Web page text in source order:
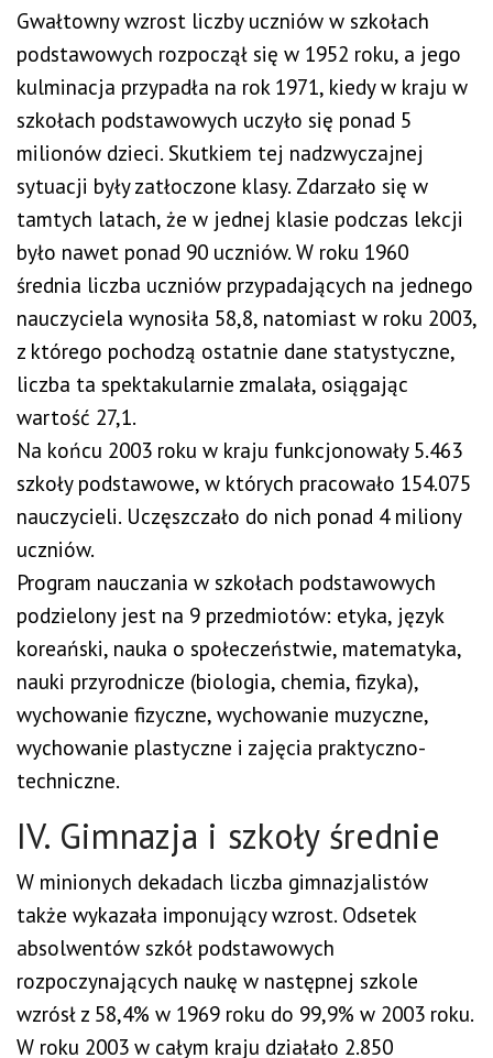
Gwałtowny wzrost liczby uczniów w szkołach
podstawowych rozpoczął się w 1952 roku, a jego
kulminacja przypadła na rok 1971, kiedy w kraju w
szkołach podstawowych uczyło się ponad 5
milionów dzieci. Skutkiem tej nadzwyczajnej
sytuacji były zatłoczone klasy. Zdarzało się w
tamtych latach, że w jednej klasie podczas lekcji
było nawet ponad 90 uczniów. W roku 1960
średnia liczba uczniów przypadających na jednego
nauczyciela wynosiła 58,8, natomiast w roku 2003,
z którego pochodzą ostatnie dane statystyczne,
liczba ta spektakularnie zmalała, osiągając
wartość 27,1.
Na końcu 2003 roku w kraju funkcjonowały 5.463
szkoły podstawowe, w których pracowało 154.075
nauczycieli. Uczęszczało do nich ponad 4 miliony
uczniów.
Program nauczania w szkołach podstawowych
podzielony jest na 9 przedmiotów: etyka, język
koreański, nauka o społeczeństwie, matematyka,
nauki przyrodnicze (biologia, chemia, fizyka),
wychowanie fizyczne, wychowanie muzyczne,
wychowanie plastyczne i zajęcia praktyczno-
techniczne.
IV. Gimnazja i szkoły średnie
W minionych dekadach liczba gimnazjalistów
także wykazała imponujący wzrost. Odsetek
absolwentów szkół podstawowych
rozpoczynających naukę w następnej szkole
wzrósł z 58,4% w 1969 roku do 99,9% w 2003 roku.
W roku 2003 w całym kraju działało 2.850